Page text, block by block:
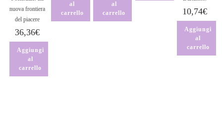
nuova frontiera
del piacere
36,36€
Aggiungi
al
carrello
al
carrello
al
carrello
10,74€
Aggiungi
al
carrello